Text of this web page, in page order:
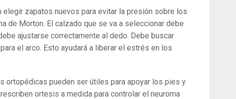
elegir zapatos nuevos para evitar la presión sobre los
de Morton. El calzado que se va a seleccionar debe
ajustarse correctamente al dedo. Debe buscar
el arco. Esto ayudará a liberar el estrés en los
ortopédicas pueden ser útiles para apoyar los pies y
ortesis a medida para controlar el neuroma